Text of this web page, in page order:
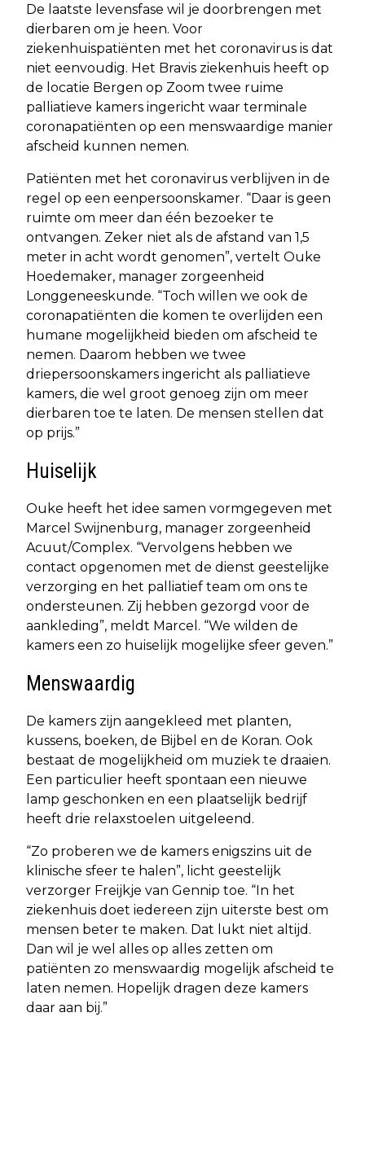
De laatste levensfase wil je doorbrengen met
dierbaren om je heen. Voor
ziekenhuispatiënten met het coronavirus is dat
niet eenvoudig. Het Bravis ziekenhuis heeft op
de locatie Bergen op Zoom twee ruime
palliatieve kamers ingericht waar terminale
coronapatiënten op een menswaardige manier
afscheid kunnen nemen.
Patiënten met het coronavirus verblijven in de
regel op een eenpersoonskamer. “Daar is geen
ruimte om meer dan één bezoeker te
ontvangen. Zeker niet als de afstand van 1,5
meter in acht wordt genomen”, vertelt Ouke
Hoedemaker, manager zorgeenheid
Longgeneeskunde. “Toch willen we ook de
coronapatiënten die komen te overlijden een
humane mogelijkheid bieden om afscheid te
nemen. Daarom hebben we twee
driepersoonskamers ingericht als palliatieve
kamers, die wel groot genoeg zijn om meer
dierbaren toe te laten. De mensen stellen dat
op prijs.”
Huiselijk
Ouke heeft het idee samen vormgegeven met
Marcel Swijnenburg, manager zorgeenheid
Acuut/Complex. “Vervolgens hebben we
contact opgenomen met de dienst geestelijke
verzorging en het palliatief team om ons te
ondersteunen. Zij hebben gezorgd voor de
aankleding”, meldt Marcel. “We wilden de
kamers een zo huiselijk mogelijke sfeer geven.”
Menswaardig
De kamers zijn aangekleed met planten,
kussens, boeken, de Bijbel en de Koran. Ook
bestaat de mogelijkheid om muziek te draaien.
Een particulier heeft spontaan een nieuwe
lamp geschonken en een plaatselijk bedrijf
heeft drie relaxstoelen uitgeleend.
“Zo proberen we de kamers enigszins uit de
klinische sfeer te halen”, licht geestelijk
verzorger Freijkje van Gennip toe. “In het
ziekenhuis doet iedereen zijn uiterste best om
mensen beter te maken. Dat lukt niet altijd.
Dan wil je wel alles op alles zetten om
patiënten zo menswaardig mogelijk afscheid te
laten nemen. Hopelijk dragen deze kamers
daar aan bij.”